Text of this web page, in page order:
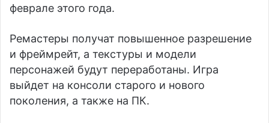
феврале этого года.
Ремастеры получат повышенное разрешение
и фреймрейт, а текстуры и модели
персонажей будут переработаны. Игра
выйдет на консоли старого и нового
поколения, а также на ПК.